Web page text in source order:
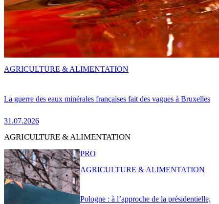
La guerre des eaux minérales françaises fait des vagues à Bruxelles
31.07.2026
AGRICULTURE & ALIMENTATION
AGRICULTURE & ALIMENTATION
Pologne : à l’approche de la présidentielle,
PRO
AGRICULTURE & ALIMENTATION